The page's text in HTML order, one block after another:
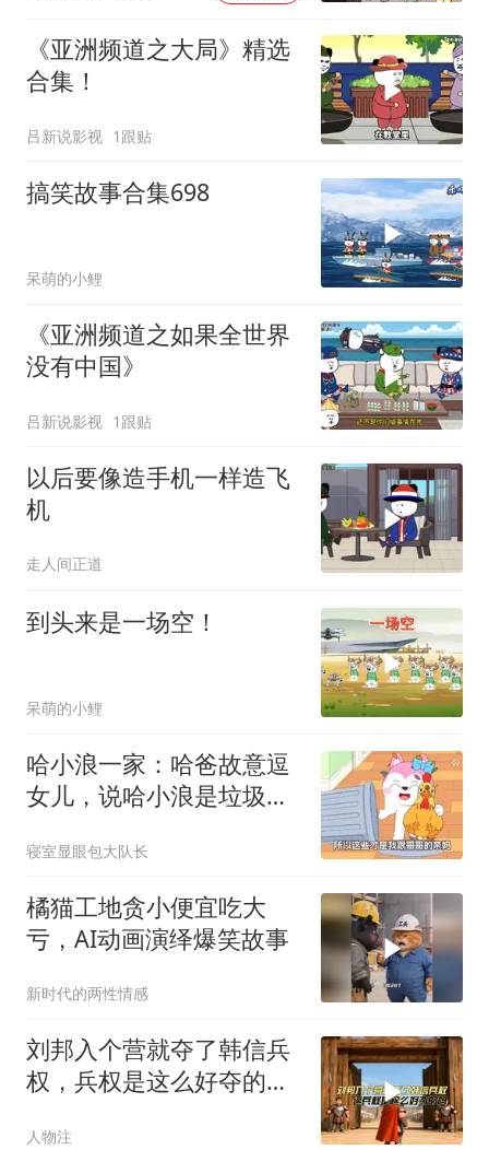
《亚洲频道之大局》精选
合集！
吕新说影视 1跟贴
搞笑故事合集698
呆萌的小鲤
《亚洲频道之如果全世界
没有中国》
吕新说影视 1跟贴
以后要像造手机一样造飞
机
走人间正道
到头来是一场空！
呆萌的小鲤
哈小浪一家：哈爸故意逗
女儿，说哈小浪是垃圾桶
寝室显眼包大队长
橘猫工地贪小便宜吃大
亏，AI动画演绎爆笑故事
新时代的两性情感
刘邦入个营就夺了韩信兵
权，兵权是这么好夺的
人物注